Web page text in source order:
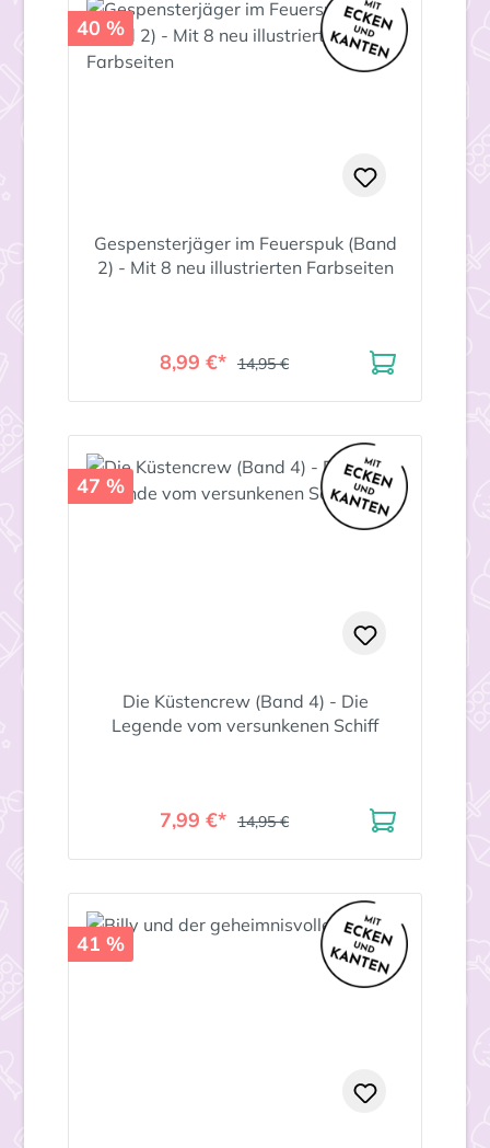
40 %
Gespensterjäger im Feuerspuk (Band
2) - Mit 8 neu illustrierten Farbseiten
8,99 €* 14,95 €
47 %
Die Küstencrew (Band 4) - Die
Legende vom versunkenen Schiff
7,99 €* 14,95 €
41 %